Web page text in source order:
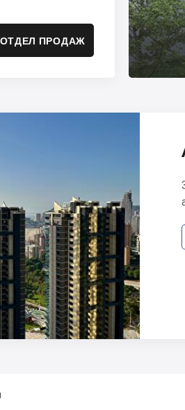
ОТДЕЛ ПРОДАЖ